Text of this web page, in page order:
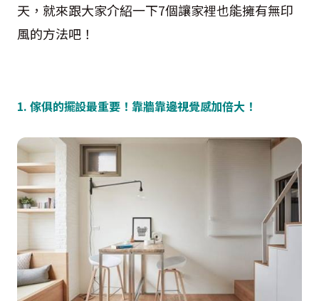
天，就來跟大家介紹一下7個讓家裡也能擁有無印
風的方法吧！
1. 傢俱的擺設最重要！靠牆靠邊視覺感加倍大！